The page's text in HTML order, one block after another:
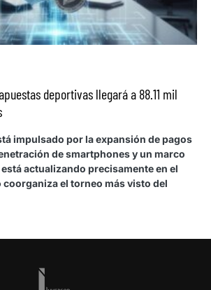
deportivas llegará a 88.11 mil
impulsado por la expansión de pagos
de smartphones y un marco
actualizando precisamente en el
coorganiza el torneo más visto del